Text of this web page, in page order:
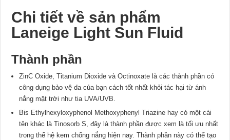
Chi tiết về sản phẩm
Laneige Light Sun Fluid
Thành phần
ZinC Oxide, Titanium Dioxide và Octinoxate là các thành phần có
công dụng bảo vệ da của bạn cách tốt nhất khỏi tác hại từ ánh
nắng mặt trời như tia UVA/UVB.
Bis Ethylhexyloxyphenol Methoxyphenyl Triazine hay có một cái
tên khác là Tinosorb S, đây là thành phần được xem là tối ưu nhất
trong thế hệ kem chống nắng hiện nay. Thành phần này có thể tạo